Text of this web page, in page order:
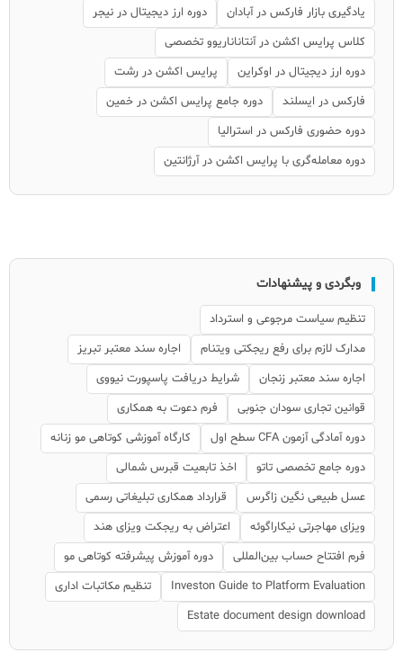
یادگیری بازار فارکس در آبادان
دوره ارز دیجیتال در نیجر
کلاس پرایس اکشن در آنتاناناریوو تخصصی
دوره ارز دیجیتال در اوکراین
پرایس اکشن در رشت
فارکس در ایسلند
دوره جامع پرایس اکشن در خمین
دوره حضوری فارکس در استرالیا
دوره معامله‌گری با پرایس اکشن در آرژانتین
وبگردی و پیشنهادات
تنظیم سیاست مرجوعی و استرداد
مدارک لازم برای رفع ریجکتی ویتنام
اجاره سند معتبر تبریز
اجاره سند معتبر زنجان
شرایط دریافت پاسپورت نیووی
قوانین تجاری سودان جنوبی
فرم دعوت به همکاری
دوره آمادگی آزمون CFA سطح اول
کارگاه آموزشی کوتاهی مو زنانه
دوره جامع تخصصی تاتو
اخذ تابعیت قبرس شمالی
عسل طبیعی نگین زاگرس
قرارداد همکاری تبلیغاتی رسمی
ویزای مهاجرتی نیکاراگوئه
اعتراض به ریجکت ویزای هند
فرم افتتاح حساب بین‌المللی
دوره آموزش پیشرفته کوتاهی مو
Investon Guide to Platform Evaluation
تنظیم مکاتبات اداری
Estate document design download